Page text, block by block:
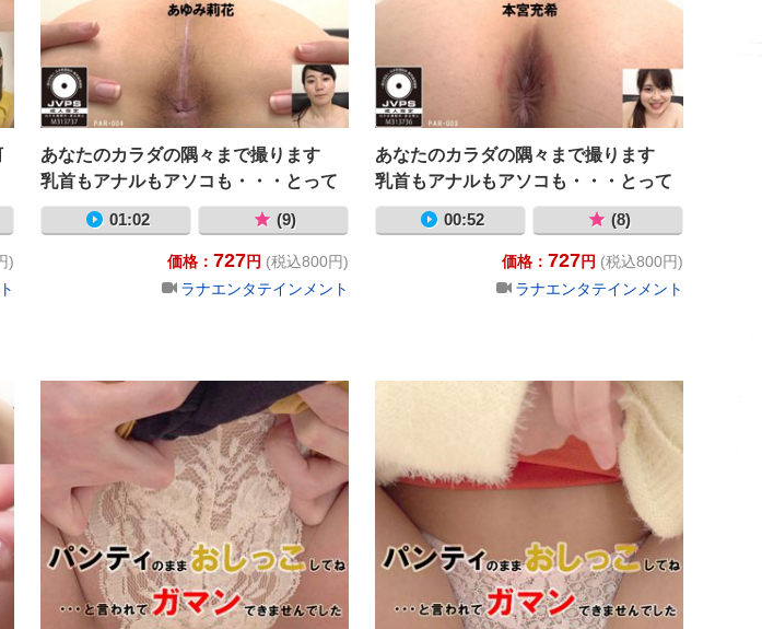
)
あなたのカラダの隅々まで撮ります
乳首もアナルもアソコも・・・とって
もよ～く見えます！ あゆみ莉花
01:02 (9)
価格： 727円 (税込800円)
ラナエンタテインメント
あなたのカラダの隅々まで撮ります
乳首もアナルもアソコも・・・とって
もよ～く見えます！ 本宮充希
00:52 (8)
価格： 727円 (税込800円)
ラナエンタテインメント
ナルもアソコも・・・とってもよ～く見えます！ 豊中アリス
あなたのカラダの隅々まで撮ります 乳首もアナルもアソコも・・・とってもよ～く見えます！ 河合の
パンティのままでおしっこしてね・・・と言われてガマ